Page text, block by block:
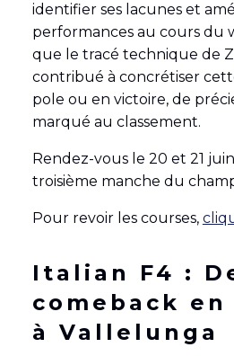
identifier ses lacunes et
performances au cours du
que le tracé technique de
contribué à concrétiser
pole ou en victoire, de
marqué au classement.
Rendez-vous le 20 et 21
troisième manche du
Pour revoir les courses,
Italian F4 :
comeback en
à Vallelunga